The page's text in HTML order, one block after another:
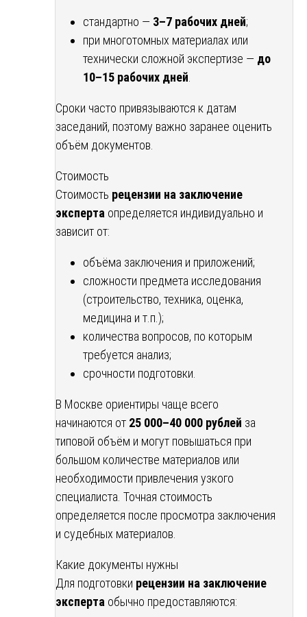
стандартно — 3–7 рабочих дней;
при многотомных материалах или
технически сложной экспертизе — до
10–15 рабочих дней
Сроки часто привязываются к датам
заседаний, поэтому важно заранее оценить
объём документов.
Стоимость
Стоимость рецензии на заключение
эксперта определяется индивидуально и
зависит от:
объёма заключения и приложений;
сложности предмета исследования
(строительство, техника, оценка,
медицина и т.п.);
количества вопросов, по которым
требуется анализ;
срочности подготовки.
В Москве ориентиры чаще всего
начинаются от 25 000–40 000 рублей за
типовой объём и могут повышаться при
большом количестве материалов или
необходимости привлечения узкого
специалиста. Точная стоимость
определяется после просмотра заключения
и судебных материалов.
Какие документы нужны
Для подготовки рецензии на заключение
эксперта обычно предоставляются: